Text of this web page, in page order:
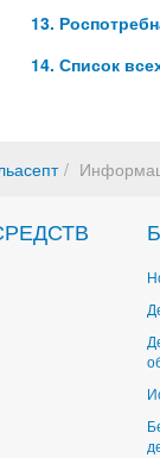
13.
14. Список